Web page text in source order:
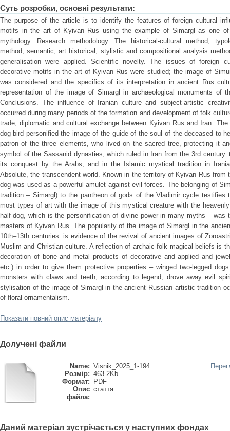
Суть розробки, основні результати:
The purpose of the article is to identify the features of foreign cultural
motifs in the art of Kyivan Rus using the example of Simargl as one
mythology. Research methodology. The historical-cultural method,
method, semantic, art historical, stylistic and compositional analysis
generalisation were applied. Scientific novelty. The issues of foreign
decorative motifs in the art of Kyivan Rus were studied; the image of
was considered and the specifics of its interpretation in ancient Rus
representation of the image of Simargl in archaeological monuments of
Conclusions. The influence of Iranian culture and subject-artistic
occurred during many periods of the formation and development of folk
trade, diplomatic and cultural exchange between Kyivan Rus and Iran.
dog-bird personified the image of the guide of the soul of the deceased to
patron of the three elements, who lived on the sacred tree, protecting it
symbol of the Sassanid dynasties, which ruled in Iran from the 3rd
its conquest by the Arabs, and in the Islamic mystical tradition in
Absolute, the transcendent world. Known in the territory of Kyivan Rus
dog was used as a powerful amulet against evil forces. The belonging of
tradition – Simargl) to the pantheon of gods of the Vladimir cycle testifies
most types of art with the image of this mystical creature with the
half-dog, which is the personification of divine power in many myths –
masters of Kyivan Rus. The popularity of the image of Simargl in the
10th–13th centuries. is evidence of the revival of ancient images of
Muslim and Christian culture. A reflection of archaic folk magical beliefs is
decoration of bone and metal products of decorative and applied and
etc.) in order to give them protective properties – winged two-legged
monsters with claws and teeth, according to legend, drove away evil
stylisation of the image of Simargl in the ancient Russian artistic tradition
of floral ornamentalism.
Показати повний опис матеріалу
Долучені файли
Name: Visnik_2025_1-194 ...
Розмір: 463.2Kb
Формат:
PDF
Опис
файла:
стаття
Даний матеріал зустрічається у наступних фондах